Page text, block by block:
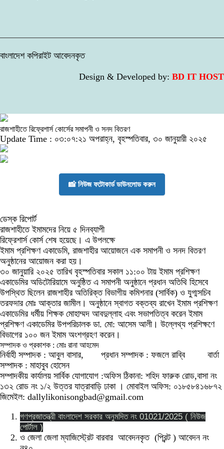
বাংলাদেশ কপিরাইট আবেদনকৃত
Design & Developed by: BD IT HOST
রাজশাহীতে রিফ্রেশার্স কোর্সের সমাপনী ও সনদ বিতরণ
Update Time : ০৩:০৭:২১ অপরাহ্ন, বৃহস্পতিবার, ৩০ জানুয়ারী ২০২৫
📸 নিউজ ফটোকার্ড ডাউনলোড করুন
ডেস্ক রিপোর্ট
রাজশাহীতে ইমামদের নিয়ে ৫ দিনব্যাপী
রিফ্রেশার্স কোর্স শেষ হয়েছে। এ উপলক্ষে
ইমাম প্রশিক্ষণ একাডেমি, রাজশাহীর আয়োজনে এক সমাপনী ও সনদ বিতরণ
অনুষ্ঠানের আয়োজন করা হয়।
৩০ জানুয়ারি ২০২৫ তারিখ বৃহস্পতিবার সকাল ১১:০০ টায় ইমাম প্রশিক্ষণ
একাডেমির অডিটোরিয়ামে অনুষ্ঠিত এ সমাপনী অনুষ্ঠানে প্রধান অতিথি হিসেবে
উপস্থিত ছিলেন রাজশাহীর অতিরিক্ত বিভাগীয় কমিশনার (সার্বিক) ও যুগ্মসচিব
তরফদার মোঃ আক্তার জামীল। অনুষ্ঠানে স্বাগত বক্তব্য রাখেন ইমাম প্রশিক্ষণ
একাডেমির ধর্মীয় শিক্ষক মোহাম্মদ আবদুল্লাহ এবং সভাপতিত্ব করেন ইমাম
প্রশিক্ষণ একাডেমির উপপরিচালক ডা. মো: আসেম আলী। উল্লেথ্য প্রশিক্ষণে
বিভাগের ১০০ জন ইমাম অংশগ্রহণ করেন।
সম্পাদক ও প্রকাশক : মোঃ রানা আহমেদ
নির্বাহী সম্পাদক : আবুল বাসার, প্রধান সম্পাদক : ফজলে রাব্বি বার্তা
সম্পাদক : মাহাবুব হোসেন
সম্পাদকীয় কার্যালয় সার্বিক যোগাযোগ :অফিস ঠিকানা: শহিদ ফারুক রোড,বাসা নং
১৩২ রোড নং ১/২ উত্তর যাত্রাবাড়ি ঢাকা । মোবাইল অফিস: ০১৮৫৮৪১৬৮৭২
জিমেইল: dallylikonisongbad@gmail.com
গণপ্রজাতন্ত্রী বাংলাদেশ সরকার অনুমদিত নং 01021/2025 ( নিউজ
পোর্টাল )
ও জেলা জেলা ম্যাজিস্ট্রেট বারবার আবেদনকৃত (প্রিন্ট ) আবেদন নং